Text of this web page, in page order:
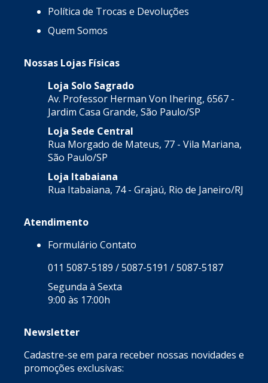
Política de Trocas e Devoluções
Quem Somos
Nossas Lojas Físicas
Loja Solo Sagrado
Av. Professor Herman Von Ihering, 6567 -
Jardim Casa Grande, São Paulo/SP
Loja Sede Central
Rua Morgado de Mateus, 77 - Vila Mariana,
São Paulo/SP
Loja Itabaiana
Rua Itabaiana, 74 - Grajaú, Rio de Janeiro/RJ
Atendimento
Formulário Contato
011 5087-5189 / 5087-5191 / 5087-5187
Segunda à Sexta
9:00 às 17:00h
Newsletter
Cadastre-se em para receber nossas novidades e
promoções exclusivas: